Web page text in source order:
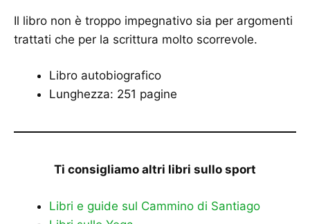
Il libro non è troppo impegnativo sia per argomenti
trattati che per la scrittura molto scorrevole.
Libro autobiografico
Lunghezza: 251 pagine
Ti consigliamo altri libri sullo sport
Libri e guide sul Cammino di Santiago